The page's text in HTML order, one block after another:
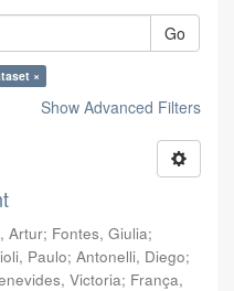
Go
×
Show Advanced Filters
Artur; Fontes, Giulia;
Paulo;Antonelli, Diego;
Victoria; França,